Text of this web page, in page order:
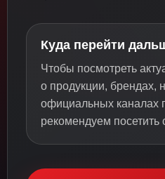
Куда перейти
Чтобы посмотреть
о продукции, брендах,
официальных каналах
рекомендуем посетить